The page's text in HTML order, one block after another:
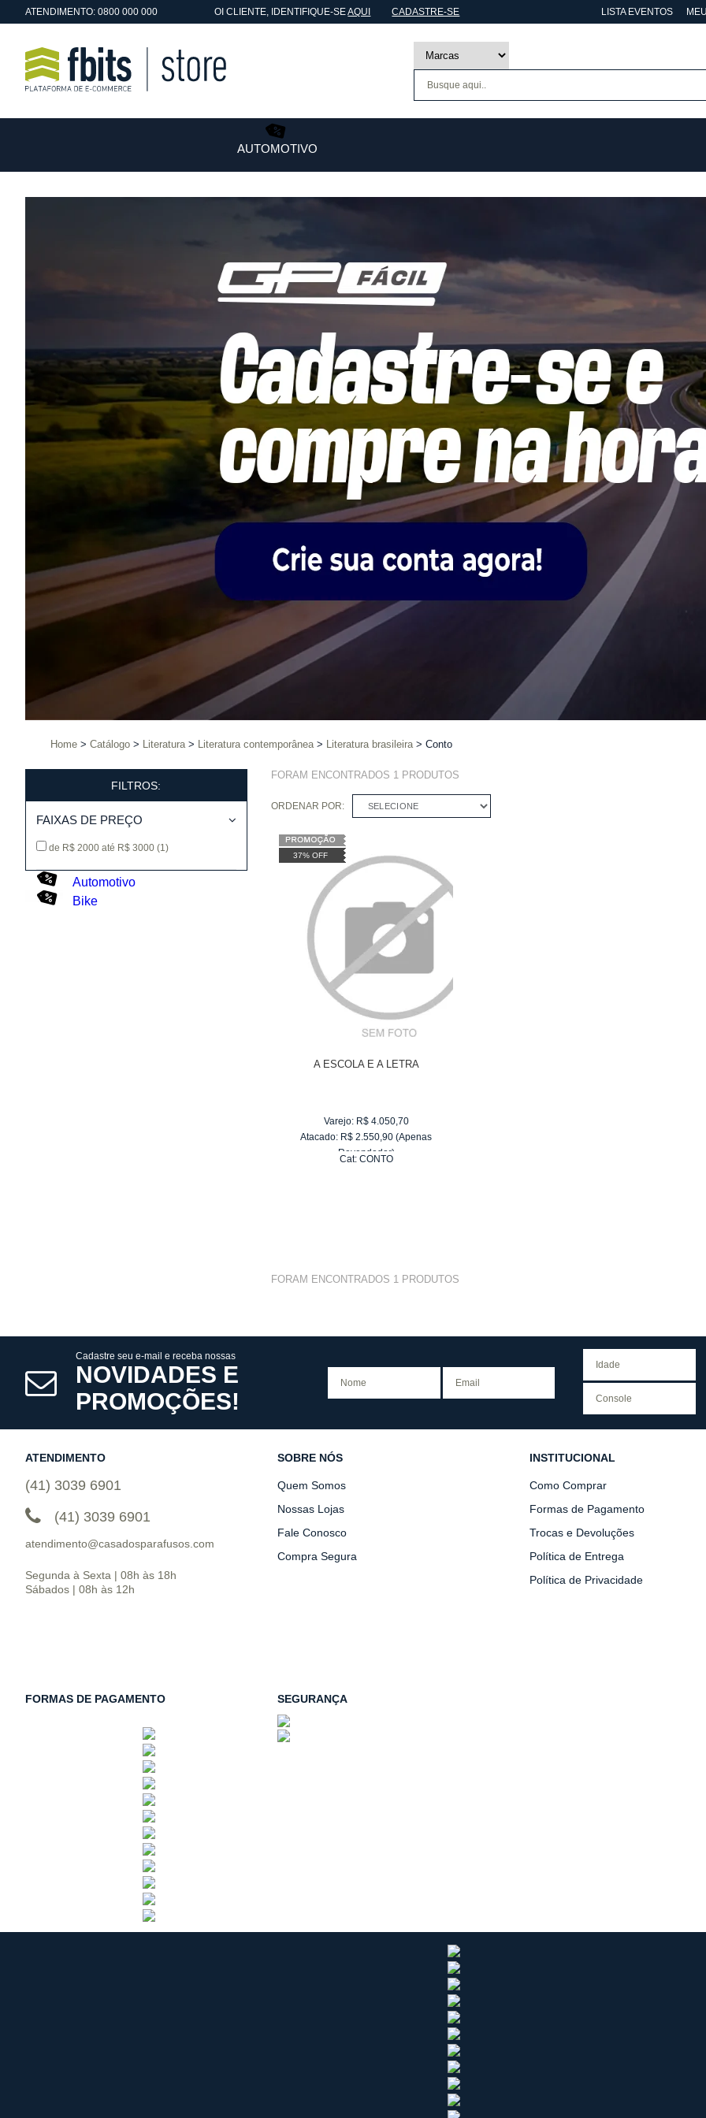
ATENDIMENTO: 0800 000 000 OICLIENTE, IDENTIFIQUE-SEAQUI CADASTRE-SE LISTA EVENTOS
AUTOMOTIVO
Home Catálogo Literatura Literatura contemporânea Literatura brasileira Conto
FILTROS:
FAIXAS DE PREÇO
de R$ 2000 até R$ 3000 (1)
Automotivo
Bike
FORAM ENCONTRADOS 1PRODUTOS
ORDENAR POR: SELECIONE
37% OFF
A ESCOLA E A LETRA
Varejo: R$ 4.050,70
Atacado: R$ 2.550,90 (Apenas
Revendedor)
Cat: CONTO
FORAM ENCONTRADOS 1PRODUTOS
Cadastre seu e-mail e receba nossas
NOVIDADES E
PROMOÇÕES!
ATENDIMENTO
(41) 3039 6901
(41) 3039 6901
atendimento@casadosparafusos.com
Segunda à Sexta | 08h às 18h
Sábados | 08h às 12h
SOBRE NÓS
Quem Somos
Nossas Lojas
Fale Conosco
Compra Segura
INSTITUCIONAL
Como Comprar
Formas de Pagamento
Trocas e Devoluções
Política de Entrega
Política de Privacidade
FORMAS DE PAGAMENTO SEGURANÇA